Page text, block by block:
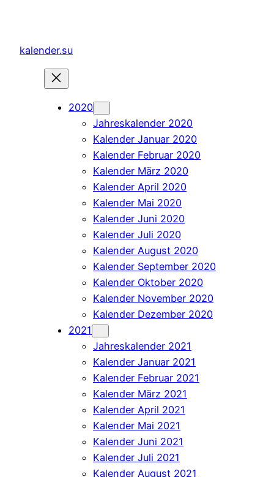
springen
kalender.su
2020
Jahreskalender 2020
Kalender Januar 2020
Kalender Februar 2020
Kalender März 2020
Kalender April 2020
Kalender Mai 2020
Kalender Juni 2020
Kalender Juli 2020
Kalender August 2020
Kalender September 2020
Kalender Oktober 2020
Kalender November 2020
Kalender Dezember 2020
2021
Jahreskalender 2021
Kalender Januar 2021
Kalender Februar 2021
Kalender März 2021
Kalender April 2021
Kalender Mai 2021
Kalender Juni 2021
Kalender Juli 2021
Kalender August 2021